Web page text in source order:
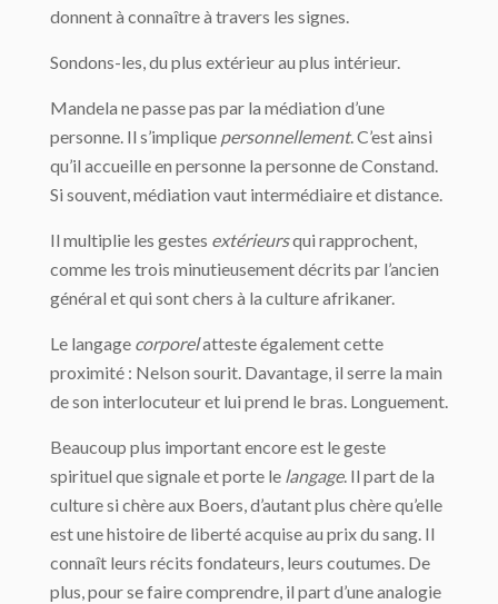
donnent à connaître à travers les signes.
Sondons-les, du plus extérieur au plus intérieur.
Mandela ne passe pas par la médiation d’une
personne. Il s’implique personnellement. C’est ainsi
qu’il accueille en personne la personne de Constand.
Si souvent, médiation vaut intermédiaire et distance.
Il multiplie les gestes extérieursqui rapprochent,
comme les trois minutieusement décrits par l’ancien
général et qui sont chers à la culture afrikaner.
Le langage corporelatteste également cette
proximité : Nelson sourit. Davantage, il serre la main
de son interlocuteur et lui prend le bras. Longuement.
Beaucoup plus important encore est le geste
spirituel que signale et porte le langage. Il part de la
culture si chère aux Boers, d’autant plus chère qu’elle
est une histoire de liberté acquise au prix du sang. Il
connaît leurs récits fondateurs, leurs coutumes. De
plus, pour se faire comprendre, il part d’une analogie